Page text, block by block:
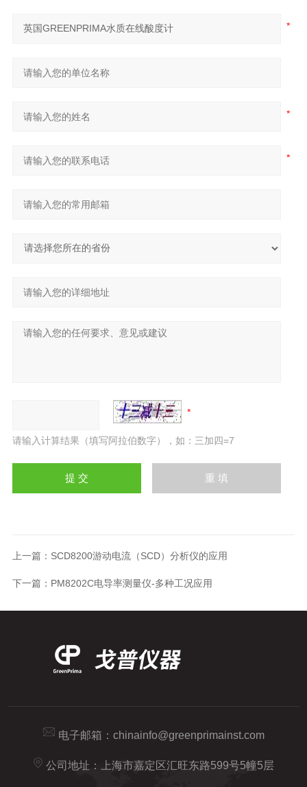
请输入计算结果（填写阿拉伯数字），如：三加四=7
上一篇： SCD8200游动电流（SCD）分析仪的应用
下一篇： PM8202C电导率测量仪-多种工况应用
电子邮箱： chinainfo@greenprimainst.com
公司地址：上海市嘉定区汇旺东路599号5幢5层